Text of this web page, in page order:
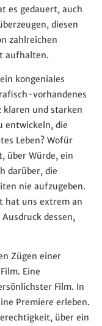
es gedauert, auch
diesen
zahlreichen
aufhalten.
kongeniales
vorhandenes
klaren und starken
entwickeln, die
Leben? Wofür
über Würde, ein
darüber, die
nie aufzugeben.
hat uns extrem an
dessen,
Zügen einer
Eine
Film. In
Premiere erleben.
über ein